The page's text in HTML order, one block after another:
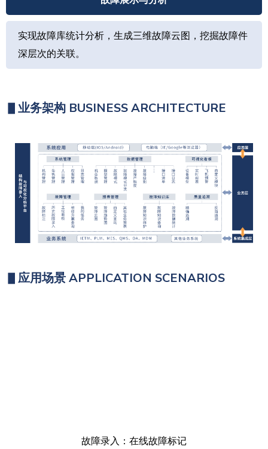
实现故障库统计分析，生成三维故障云图，挖掘故障件
深层次的关联。
▋业务架构 BUSINESS ARCHITECTURE
▋应用场景 APPLICATION SCENARIOS
故障录入：在线故障标记